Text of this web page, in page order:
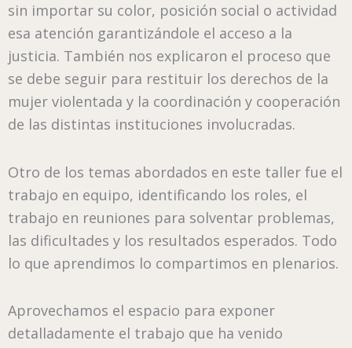
sin importar su color, posición social o actividad
esa atención garantizándole el acceso a la
justicia. También nos explicaron el proceso que
se debe seguir para restituir los derechos de la
mujer violentada y la coordinación y cooperación
de las distintas instituciones involucradas.
Otro de los temas abordados en este taller fue el
trabajo en equipo, identificando los roles, el
trabajo en reuniones para solventar problemas,
las dificultades y los resultados esperados. Todo
lo que aprendimos lo compartimos en plenarios.
Aprovechamos el espacio para exponer
detalladamente el trabajo que ha venido